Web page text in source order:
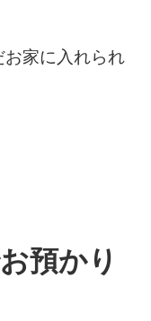
お家に入れられ
預かり